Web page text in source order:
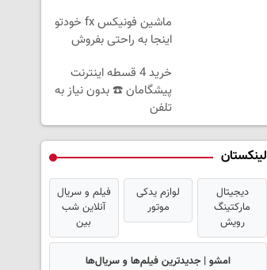
ماشین فونیکس fx خودتو
اینجا به راحتی بفروش
خرید 4 قسطه اینترنت
پیشگامان ☎️ بدون نیاز به
تلفن
لینکستان
دیجیتال
مارکتینگ
رویش
لوازم یدکی
موتور
فیلم و سریال
آنلاین شب
بین
امشو | جدیدترین فیلم‌ها و سریال‌ها